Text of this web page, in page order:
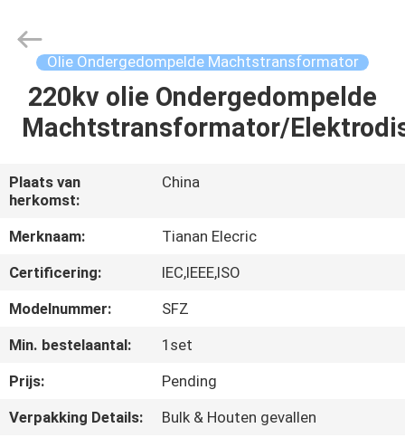
HUIS
VR-
SHOW
ONGEVEER
ONS
FABRIEKSREIS
Co.,Ltd..
Reserved.
Olie Ondergedompelde Machtstransformator
220kv olie Ondergedompelde
Machtstransformator/
Plaats van
herkomst:
China
Merknaam:
Tianan Elecric
Certificering:
IEC,IEEE,ISO
Modelnummer:
SFZ
Min. bestelaantal:
1set
Prijs:
Pending
Verpakking Details:
Bulk & Houten gevallen